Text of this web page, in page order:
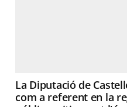
La Diputació de
com a referent en la